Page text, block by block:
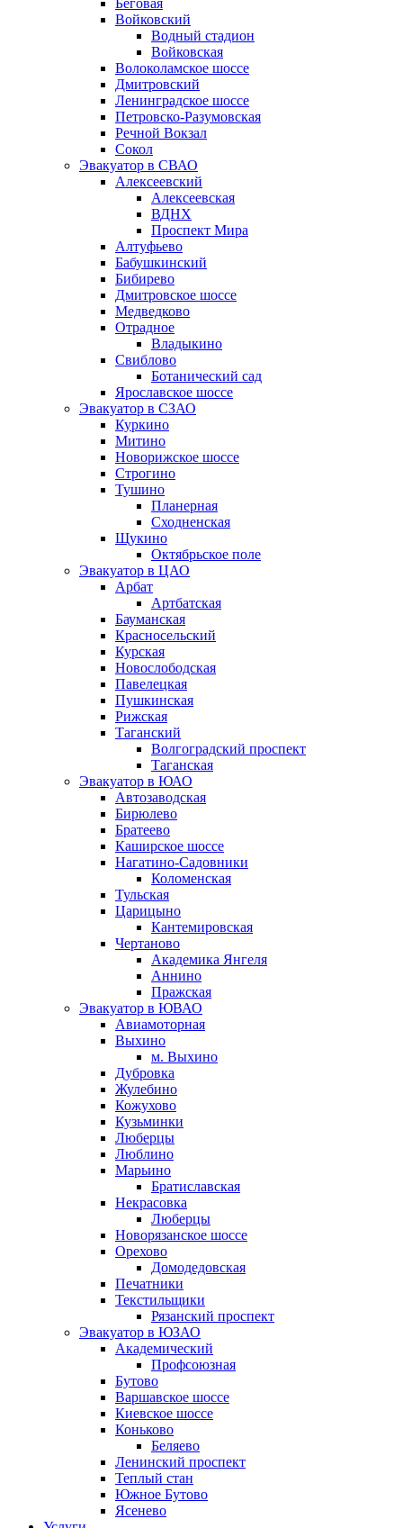
Беговая
Войковский
Водный стадион
Войковская
Волоколамское шоссе
Дмитровский
Ленинградское шоссе
Петровско-Разумовская
Речной Вокзал
Сокол
Эвакуатор в СВАО
Алексеевский
Алексеевская
ВДНХ
Проспект Мира
Алтуфьево
Бабушкинский
Бибирево
Дмитровское шоссе
Медведково
Отрадное
Владыкино
Свиблово
Ботанический сад
Ярославское шоссе
Эвакуатор в СЗАО
Куркино
Митино
Новорижское шоссе
Строгино
Тушино
Планерная
Сходненская
Щукино
Октябрьское поле
Эвакуатор в ЦАО
Арбат
Артбатская
Бауманская
Красносельский
Курская
Новослободская
Павелецкая
Пушкинская
Рижская
Таганский
Волгоградский проспект
Таганская
Эвакуатор в ЮАО
Автозаводская
Бирюлево
Братеево
Каширское шоссе
Нагатино-Садовники
Коломенская
Тульская
Царицыно
Кантемировская
Чертаново
Академика Янгеля
Аннино
Пражская
Эвакуатор в ЮВАО
Авиамоторная
Выхино
м. Выхино
Дубровка
Жулебино
Кожухово
Кузьминки
Люберцы
Люблино
Марьино
Братиславская
Некрасовка
Люберцы
Новорязанское шоссе
Орехово
Домодедовская
Печатники
Текстильщики
Рязанский проспект
Эвакуатор в ЮЗАО
Академический
Профсоюзная
Бутово
Варшавское шоссе
Киевское шоссе
Коньково
Беляево
Ленинский проспект
Теплый стан
Южное Бутово
Ясенево